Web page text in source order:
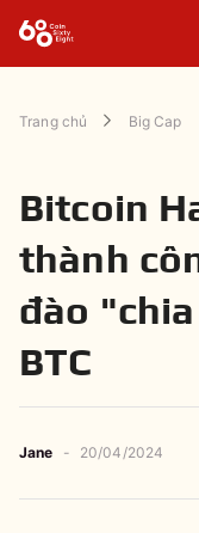
Trang chủ Big Cap
Bitcoin
thành
đào
BTC
Jane - 20/04/2024